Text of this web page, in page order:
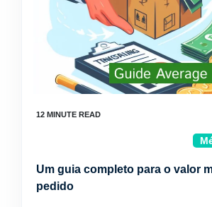
Um guia completo para o valor
pedido